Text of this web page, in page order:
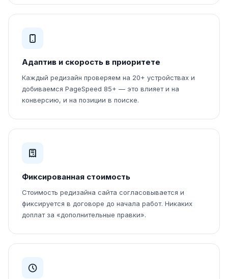
Адаптив и скорость в приоритете
Каждый редизайн проверяем на 20+ устройствах и
добиваемся PageSpeed 85+ — это влияет и на
конверсию, и на позиции в поиске.
Фиксированная стоимость
Стоимость редизайна сайта согласовывается и
фиксируется в договоре до начала работ. Никаких
доплат за «дополнительные правки».